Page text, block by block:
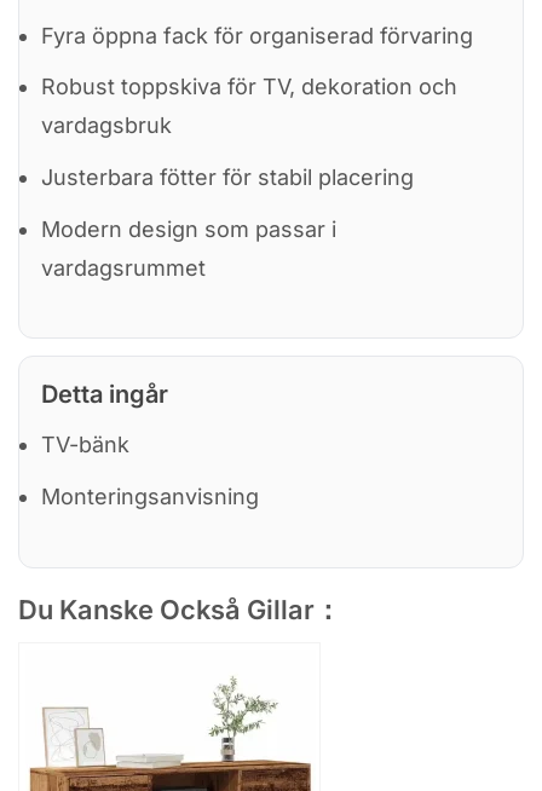
Fyra öppna fack för organiserad förvaring
Robust toppskiva för TV, dekoration och
vardagsbruk
Justerbara fötter för stabil placering
Modern design som passar i
vardagsrummet
Detta ingår
TV-bänk
Monteringsanvisning
Du Kanske Också Gillar：